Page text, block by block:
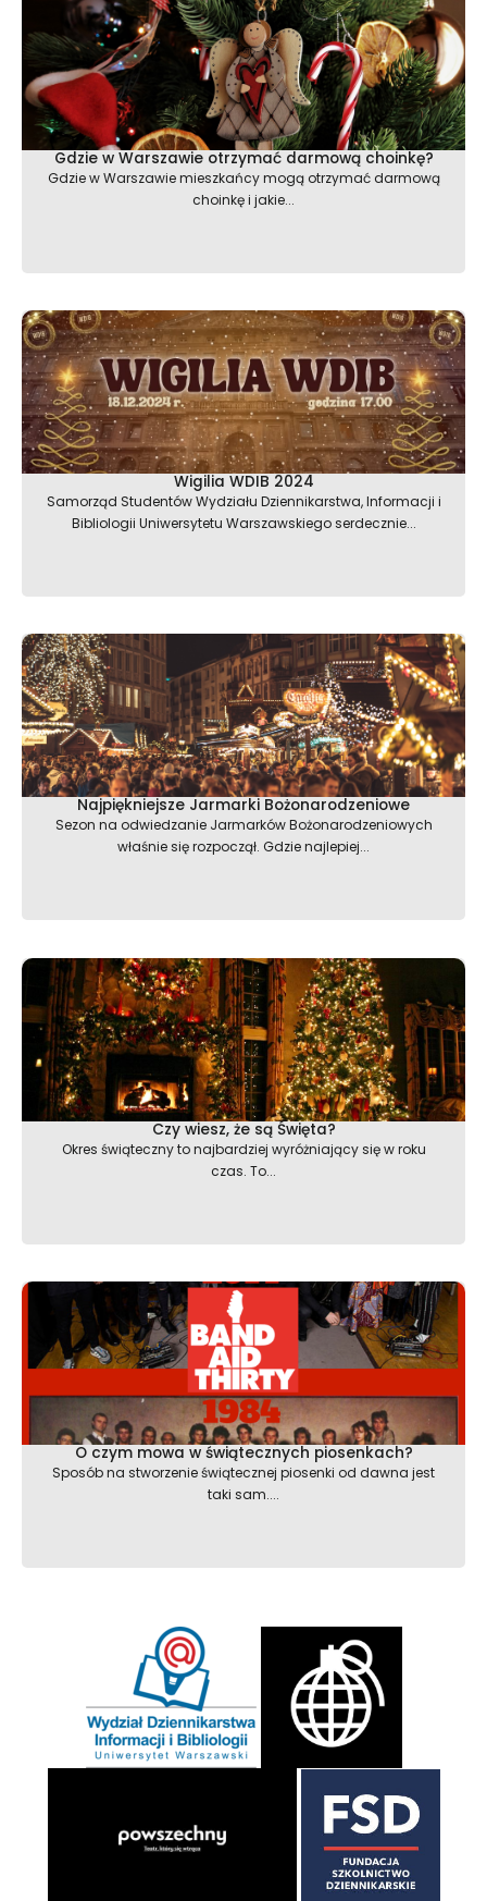
Gdzie w Warszawie otrzymać darmową choinkę?
Gdzie w Warszawie mieszkańcy mogą otrzymać darmową
choinkę i jakie...
Wigilia WDIB 2024
Samorząd Studentów Wydziału Dziennikarstwa, Informacji i
Bibliologii Uniwersytetu Warszawskiego serdecznie...
Najpiękniejsze Jarmarki Bożonarodzeniowe
Sezon na odwiedzanie Jarmarków Bożonarodzeniowych
właśnie się rozpoczął. Gdzie najlepiej...
Czy wiesz, że są Święta?
Okres świąteczny to najbardziej wyróżniający się w roku
czas. To...
O czym mowa w świątecznych piosenkach?
Sposób na stworzenie świątecznej piosenki od dawna jest
taki sam....